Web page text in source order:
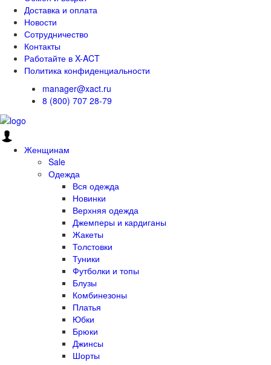
Доставка и оплата
Новости
Сотрудничество
Контакты
Работайте в X-ACT
Политика конфиденциальности
manager@xact.ru
8 (800) 707 28-79
Женщинам
Sale
Одежда
Вся одежда
Новинки
Верхняя одежда
Джемперы и кардиганы
Жакеты
Толстовки
Туники
Футболки и топы
Блузы
Комбинезоны
Платья
Юбки
Брюки
Джинсы
Шорты